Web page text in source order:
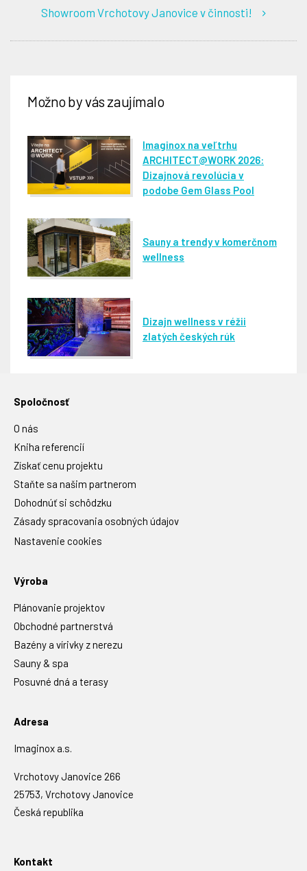
Showroom Vrchotovy Janovice v činnosti!
Možno by vás zaujímalo
Imaginox na veľtrhu
ARCHITECT@WORK 2026:
Dizajnová revolúcia v
podobe Gem Glass Pool
Sauny a trendy v komerčnom
wellness
Dizajn wellness v réžii
zlatých českých rúk
Spoločnosť
O nás
Kniha referencií
Získať cenu projektu
Staňte sa našim partnerom
Dohodnúť si schôdzku
Zásady spracovania osobných údajov
Nastavenie cookies
Výroba
Plánovanie projektov
Obchodné partnerstvá
Bazény a vírivky z nerezu
Sauny & spa
Posuvné dná a terasy
Adresa
Imaginox a.s.
Vrchotovy Janovice 266
25753, Vrchotovy Janovice
Česká republika
Kontakt